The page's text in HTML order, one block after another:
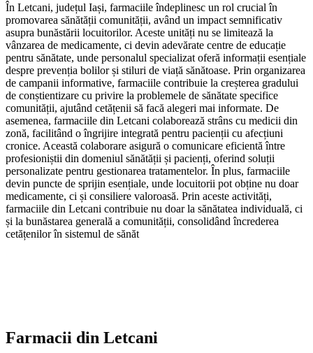
În Letcani, județul Iași, farmaciile îndeplinesc un rol crucial în
promovarea sănătății comunității, având un impact semnificativ
asupra bunăstării locuitorilor. Aceste unități nu se limitează la
vânzarea de medicamente, ci devin adevărate centre de educație
pentru sănătate, unde personalul specializat oferă informații esențiale
despre prevenția bolilor și stiluri de viață sănătoase. Prin organizarea
de campanii informative, farmaciile contribuie la creșterea gradului
de conștientizare cu privire la problemele de sănătate specifice
comunității, ajutând cetățenii să facă alegeri mai informate. De
asemenea, farmaciile din Letcani colaborează strâns cu medicii din
zonă, facilitând o îngrijire integrată pentru pacienții cu afecțiuni
cronice. Această colaborare asigură o comunicare eficientă între
profesioniștii din domeniul sănătății și pacienți, oferind soluții
personalizate pentru gestionarea tratamentelor. În plus, farmaciile
devin puncte de sprijin esențiale, unde locuitorii pot obține nu doar
medicamente, ci și consiliere valoroasă. Prin aceste activități,
farmaciile din Letcani contribuie nu doar la sănătatea individuală, ci
și la bunăstarea generală a comunității, consolidând încrederea
cetățenilor în sistemul de sănăt
Farmacii din Letcani